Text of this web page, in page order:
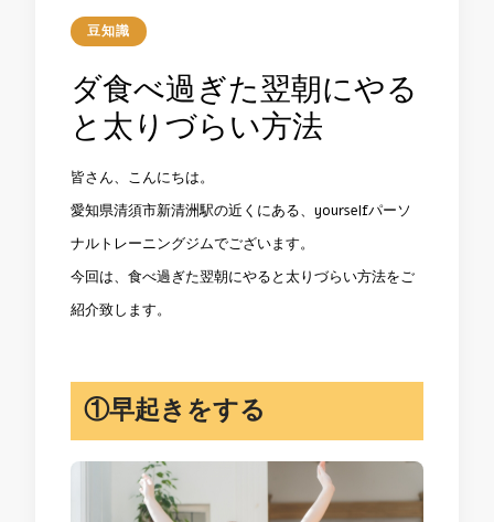
豆知識
ダ食べ過ぎた翌朝にやる
と太りづらい方法
皆さん、こんにちは。
愛知県清須市新清洲駅の近くにある、yourselfパーソ
ナルトレーニングジムでございます。
今回は、食べ過ぎた翌朝にやると太りづらい方法をご
紹介致します。
①早起きをする